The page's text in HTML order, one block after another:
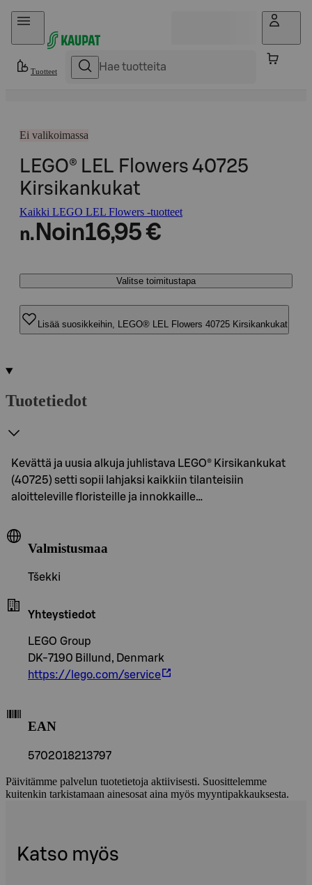
Hyppää sisältöön
Tuotteet
Ei valikoimassa
LEGO® LEL Flowers 40725
Kirsikankukat
Kaikki LEGO LEL Flowers -tuotteet
n. Noin16,95 €
Valitse toimitustapa
Lisää suosikkeihin, LEGO® LEL Flowers 40725 Kirsikankukat
Tuotetiedot
Kevättä ja uusia alkuja juhlistava LEGO® Kirsikankukat
(40725) setti sopii lahjaksi kaikkiin tilanteisiin
aloitteleville floristeille ja innokkaille…
Valmistusmaa
Tšekki
Yhteystiedot
LEGO Group
DK-7190 Billund, Denmark
https://lego.com/service
EAN
5702018213797
Päivitämme palvelun tuotetietoja aktiivisesti. Suosittelemme
kuitenkin tarkistamaan ainesosat aina myös myyntipakkauksesta.
Katso myös